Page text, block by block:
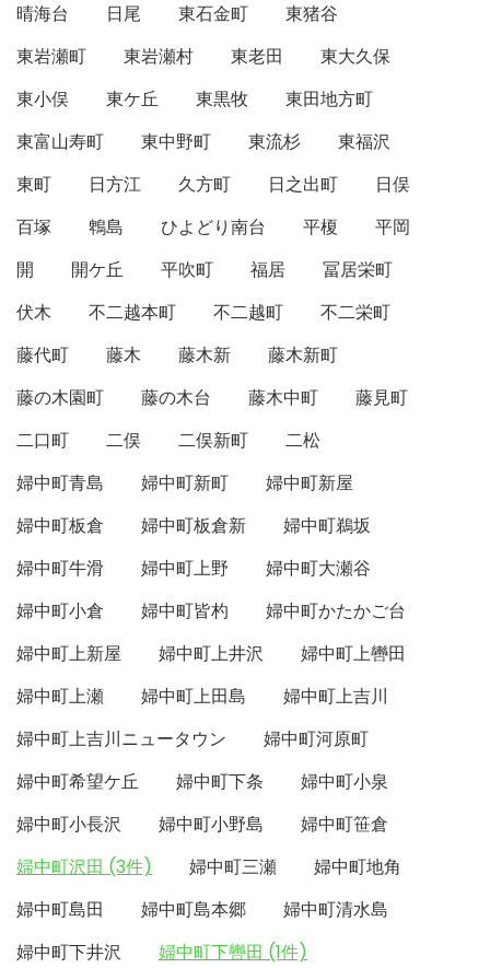
晴海台 日尾 東石金町
東猪谷
東岩瀬町
東岩瀬村 東老田
東大久保
東小俣
東ケ丘 東黒牧
東田地方町
東富山寿町
東中野町 東流杉
東福沢
東町
日方江 久方町 日之出町
日俣
百塚
鵯島 ひよどり南台 平榎
平岡
開
開ケ丘 平吹町 福居
冨居栄町
伏木
不二越本町 不二越町
不二栄町
藤代町
藤木 藤木新
藤木新町
藤の木園町
藤の木台 藤木中町
藤見町
二口町
二俣 二俣新町
二松
婦中町青島
婦中町新町
婦中町新屋
婦中町板倉
婦中町板倉新
婦中町鵜坂
婦中町牛滑
婦中町上野
婦中町大瀬谷
婦中町小倉
婦中町皆杓
婦中町かたかご台
婦中町上新屋
婦中町上井沢
婦中町上轡田
婦中町上瀬
婦中町上田島
婦中町上吉川
婦中町上吉川ニュータウン
婦中町河原町
婦中町希望ケ丘
婦中町下条
婦中町小泉
婦中町小長沢
婦中町小野島
婦中町笹倉
婦中町沢田 (3件)
婦中町三瀬
婦中町地角
婦中町島田
婦中町島本郷
婦中町清水島
婦中町下井沢
婦中町下轡田 (1件)